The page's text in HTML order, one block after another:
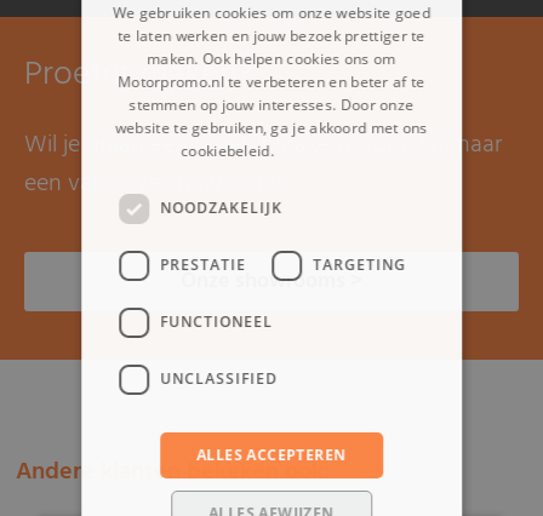
Proefrit maken?
Wil je graag een proefrit maken? Kom dan naar
een van onze showrooms.
Onze showrooms >
Andere klanten bekeken ook:
We gebruiken cookies om onze website goed
te laten werken en jouw bezoek prettiger te
maken. Ook helpen cookies ons om
Motorpromo.nl te verbeteren en beter af te
stemmen op jouw interesses. Door onze
website te gebruiken, ga je akkoord met ons
cookiebeleid.
NOODZAKELIJK
PRESTATIE TARGETING
FUNCTIONEEL
UNCLASSIFIED
ALLES ACCEPTEREN